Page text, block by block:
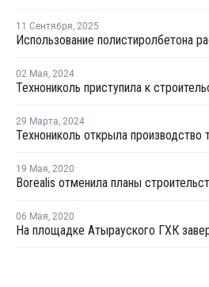
11 Сентября, 2025
02 Мая, 2024
Технониколь приступила к
29 Марта, 2024
19 Мая, 2020
06 Мая, 2020